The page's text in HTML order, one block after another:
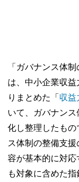
「ガバナンス体
は、中小企業収
りまとめた「収益
いて、ガバナン
化し整理したも
ス体制の整備支
容が基本的に対
も対象に含めた